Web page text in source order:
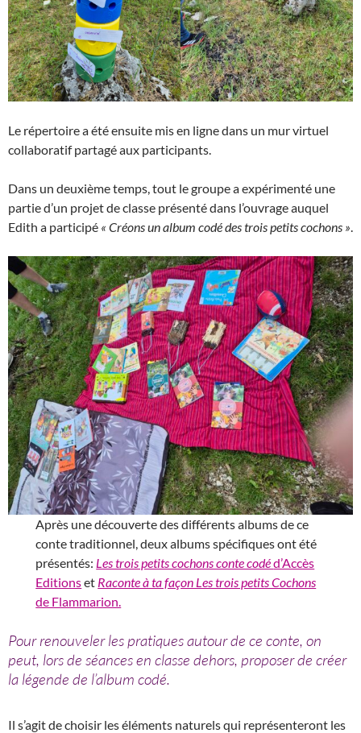
Le répertoire a été ensuite mis en ligne dans un mur virtuel
collaboratif partagé aux participants.
Dans un deuxième temps, tout le groupe a expérimenté une
partie d’un projet de classe présenté dans l’ouvrage auquel
Edith a participé « Créons un album codé des trois petits cochons »
Après une découverte des différents albums de ce
conte traditionnel, deux albums spécifiques ont été
présentés: Les trois petits cochons conte codéd’Accès
Editionset Raconte à ta façon Les trois petits Cochons
de Flammarion.
Pour renouveler les pratiques autour de ce conte, on
peut, lors de séances en classe dehors, proposer de créer
la légende de l’album codé.
Il s’agit de choisir les éléments naturels qui représenteront les